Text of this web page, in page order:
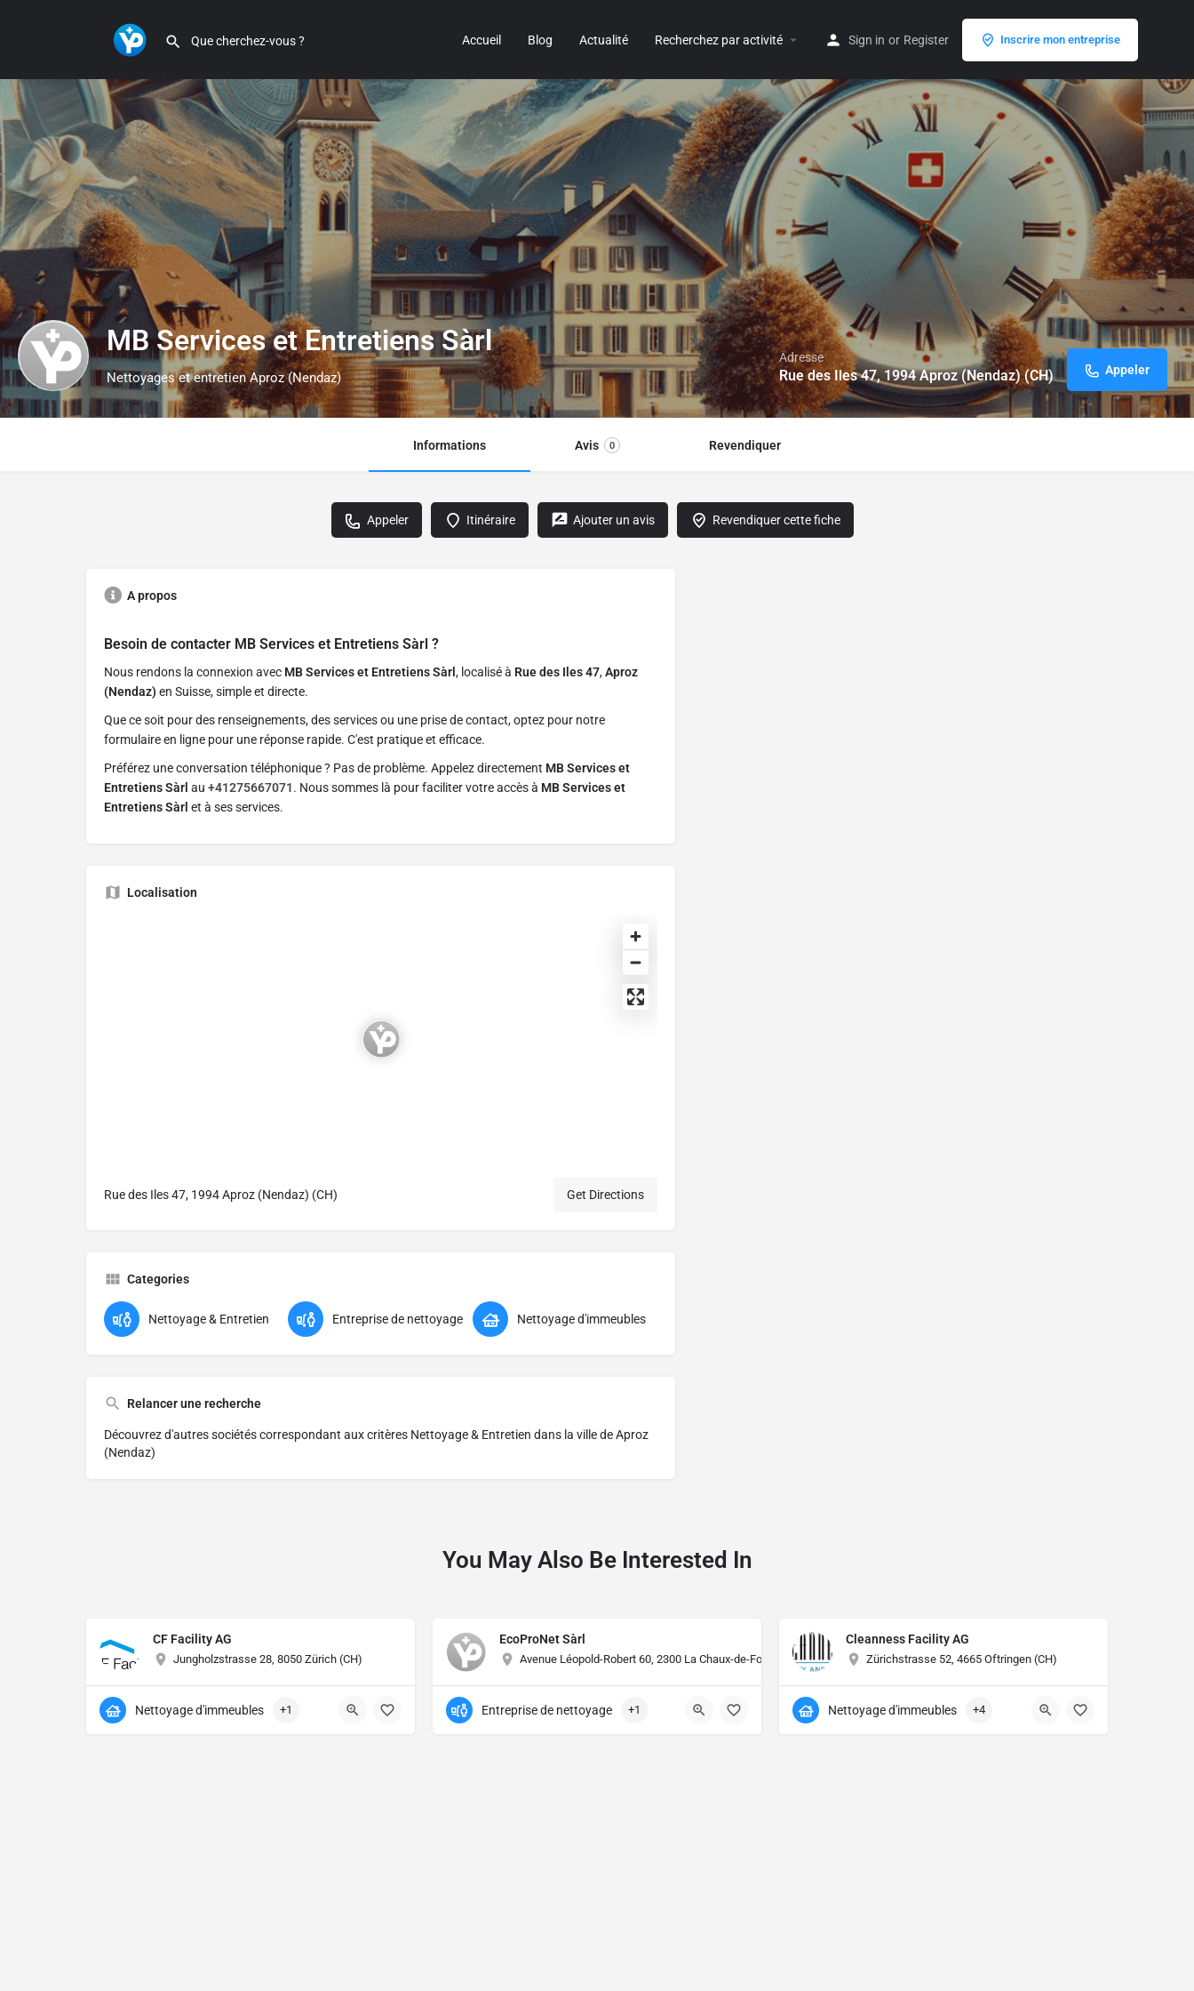
Accueil Blog Actualité Recherchez par activité Sign in or Register Inscrire mon entreprise
MB Services et Entretiens Sàrl
Nettoyages et entretien Aproz (Nendaz)
Adresse
Rue des Iles 47, 1994 Aproz (Nendaz) (CH) Appeler
Informations Avis 0 Revendiquer
Appeler Itinéraire Ajouter un avis Revendiquer cette fiche
A propos
Besoin de contacter MB Services et Entretiens Sàrl ?
Nous rendons la connexion avec MB Services et Entretiens Sàrl , localisé à Rue des Iles 47,Aproz
(Nendaz) en Suisse, simple et directe.
Que ce soit pour des renseignements, des services ou une prise de contact, optez pour notre
formulaire en ligne pour une réponse rapide. C'est pratique et efficace.
Préférez une conversation téléphonique ? Pas de problème. Appelez directement MB Services et
Entretiens Sàrl au +41275667071. Nous sommes là pour faciliter votre accès à MB Services et
Entretiens Sàrl et à ses services.
Localisation
Rue des Iles 47, 1994 Aproz (Nendaz) (CH) Get Directions
Categories
Nettoyage & Entretien Entreprise de nettoyage Nettoyage d'immeubles
Relancer une recherche
Découvrez d'autres sociétés correspondant aux critères Nettoyage & Entretien dans la ville de Aproz
(Nendaz)
You May Also Be Interested In
CF Facility AG
Jungholzstrasse 28, 8050 Zürich (CH)
Nettoyage d'immeubles +1
EcoProNet Sàrl
Avenue Léopold-Robert 60, 2300 La Chaux-de-Fonds (CH)
Entreprise de nettoyage +1
Cleanness Facility AG
Zürichstrasse 52, 4665 Oftringen (CH)
Nettoyage d'immeubles +4